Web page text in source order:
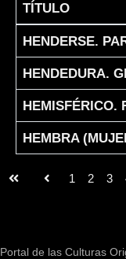
TÍTULO
HENDERSE.
HENDEDURA.
HEMISFÉRICO.
HEMBRA
1 2 3
Portal de las Culturas